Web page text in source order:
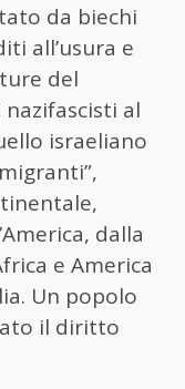
da biechi
all’usura e
del
al
israeliano
dalla
e America
Un popolo
il diritto